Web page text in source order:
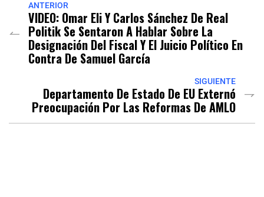
ANTERIOR
VIDEO: Omar Eli Y Carlos Sánchez De Real
Politik Se Sentaron A Hablar Sobre La
Designación Del Fiscal Y El Juicio Político En
Contra De Samuel García
SIGUIENTE
Departamento De Estado De EU Externó
Preocupación Por Las Reformas De AMLO